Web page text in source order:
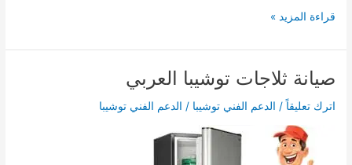
قراءة المزيد »
صيانة ثلاجات توشيبا العربي
اترك تعليقاً / الدعم الفني توشيبا / الدعم الفني توشيبا
صيانة
ثلاجات
توشيبا
العربي